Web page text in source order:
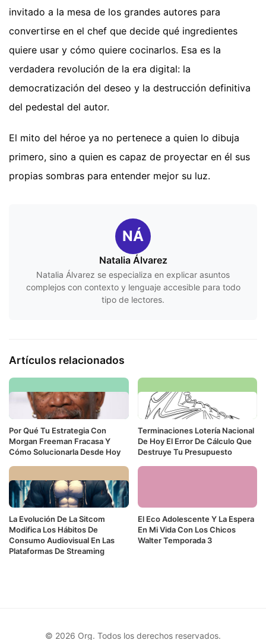
invitado a la mesa de los grandes autores para
convertirse en el chef que decide qué ingredientes
quiere usar y cómo quiere cocinarlos. Esa es la
verdadera revolución de la era digital: la
democratización del deseo y la destrucción definitiva
del pedestal del autor.
El mito del héroe ya no pertenece a quien lo dibuja
primero, sino a quien es capaz de proyectar en él sus
propias sombras para entender mejor su luz.
NÁ
Natalia Álvarez
Natalia Álvarez se especializa en explicar asuntos
complejos con contexto y lenguaje accesible para todo
tipo de lectores.
Artículos relacionados
Por Qué Tu Estrategia Con
Morgan Freeman Fracasa Y
Cómo Solucionarla Desde Hoy
Terminaciones Lotería Nacional
De Hoy El Error De Cálculo Que
Destruye Tu Presupuesto
La Evolución De La Sitcom
Modifica Los Hábitos De
Consumo Audiovisual En Las
Plataformas De Streaming
El Eco Adolescente Y La Espera
En Mi Vida Con Los Chicos
Walter Temporada 3
© 2026 Org. Todos los derechos reservados.